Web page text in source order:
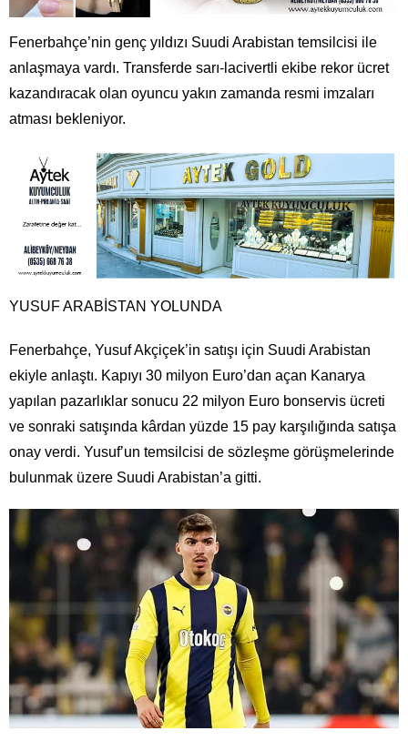
Fenerbahçe’nin genç yıldızı Suudi Arabistan temsilcisi ile
anlaşmaya vardı. Transferde sarı-lacivertli ekibe rekor ücret
kazandıracak olan oyuncu yakın zamanda resmi imzaları
atması bekleniyor.
YUSUF ARABİSTAN YOLUNDA
Fenerbahçe, Yusuf Akçiçek’in satışı için Suudi Arabistan
ekiyle anlaştı. Kapıyı 30 milyon Euro’dan açan Kanarya
yapılan pazarlıklar sonucu 22 milyon Euro bonservis ücreti
ve sonraki satışında kârdan yüzde 15 pay karşılığında satışa
onay verdi. Yusuf’un temsilcisi de sözleşme görüşmelerinde
bulunmak üzere Suudi Arabistan’a gitti.